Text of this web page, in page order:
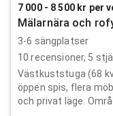
7 000 - 8 500 kr per
Mälarnära och
3-6 sängplatser
10 recensioner, 5
Västkuststuga (68
öppen spis, flera
och privat läge.